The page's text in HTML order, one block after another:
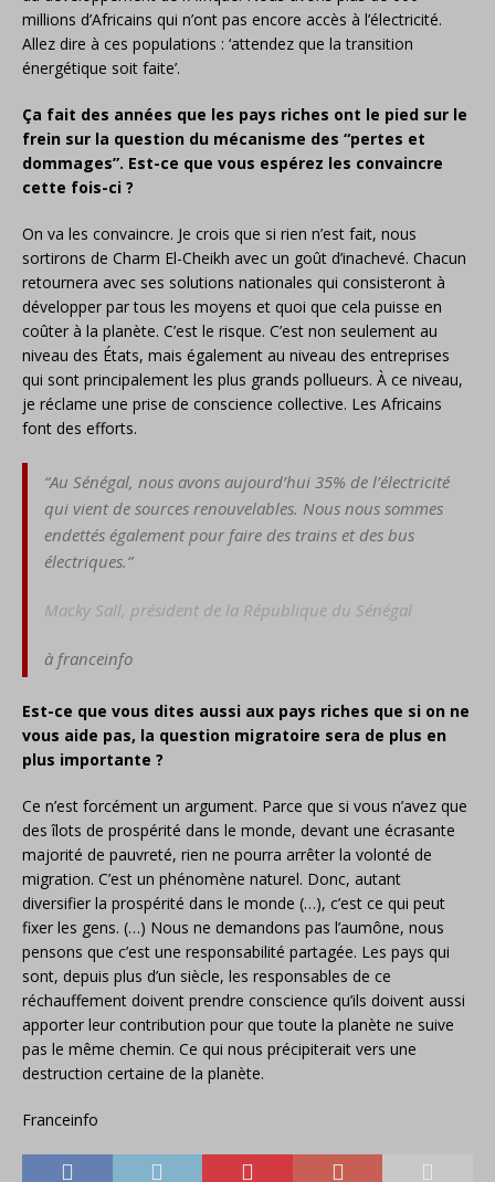
millions d’Africains qui n’ont pas encore accès à l’électricité.
Allez dire à ces populations : ‘attendez que la transition
énergétique soit faite’.
Ça fait des années que les pays riches ont le pied sur le
frein sur la question du mécanisme des “pertes et
dommages”. Est-ce que vous espérez les convaincre
cette fois-ci ?
On va les convaincre. Je crois que si rien n’est fait, nous
sortirons de Charm El-Cheikh avec un goût d’inachevé. Chacun
retournera avec ses solutions nationales qui consisteront à
développer par tous les moyens et quoi que cela puisse en
coûter à la planète. C’est le risque. C’est non seulement au
niveau des États, mais également au niveau des entreprises
qui sont principalement les plus grands pollueurs. À ce niveau,
je réclame une prise de conscience collective. Les Africains
font des efforts.
“Au Sénégal, nous avons aujourd’hui 35% de l’électricité
qui vient de sources renouvelables. Nous nous sommes
endettés également pour faire des trains et des bus
électriques.”
Macky Sall, président de la République du Sénégal
à franceinfo
Est-ce que vous dites aussi aux pays riches que si on ne
vous aide pas, la question migratoire sera de plus en
plus importante ?
Ce n’est forcément un argument. Parce que si vous n’avez que
des îlots de prospérité dans le monde, devant une écrasante
majorité de pauvreté, rien ne pourra arrêter la volonté de
migration. C’est un phénomène naturel. Donc, autant
diversifier la prospérité dans le monde (…), c’est ce qui peut
fixer les gens. (…) Nous ne demandons pas l’aumône, nous
pensons que c’est une responsabilité partagée. Les pays qui
sont, depuis plus d’un siècle, les responsables de ce
réchauffement doivent prendre conscience qu’ils doivent aussi
apporter leur contribution pour que toute la planète ne suive
pas le même chemin. Ce qui nous précipiterait vers une
destruction certaine de la planète.
Franceinfo